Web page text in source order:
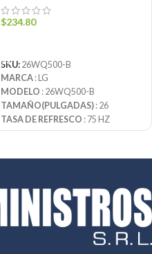
$234.80
SKU: 26WQ500-B
MARCA : LG
MODELO : 26WQ500-B
TAMAÑO(PULGADAS) : 26
TASA DE REFRESCO : 75 HZ
TIPO DE PANEL: IPS
(CIE1931)
(6bit+FRC) - 16.7 MILLONES DE
COLORES